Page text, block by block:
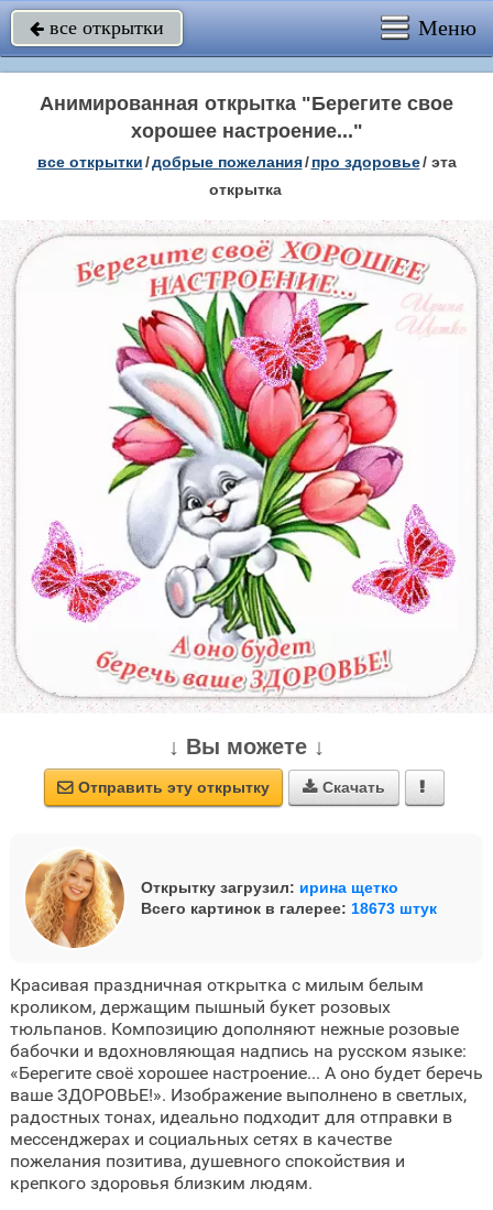
 все открытки Меню
Анимированная открытка "Берегите свое
хорошее настроение..."
все открытки/добрые пожелания/ про здоровье/ эта
открытка
↓ Вы можете ↓
 Отправить эту открытку  Скачать 
Открытку загрузил: ирина щетко
Всего картинок в галерее: 18673 штук
Красивая праздничная открытка с милым белым
кроликом, держащим пышный букет розовых
тюльпанов. Композицию дополняют нежные розовые
бабочки и вдохновляющая надпись на русском языке:
«Берегите своё хорошее настроение... А оно будет беречь
ваше ЗДОРОВЬЕ!». Изображение выполнено в светлых,
радостных тонах, идеально подходит для отправки в
мессенджерах и социальных сетях в качестве
пожелания позитива, душевного спокойствия и
крепкого здоровья близким людям.